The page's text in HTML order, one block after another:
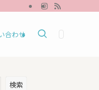
合わせ
検索